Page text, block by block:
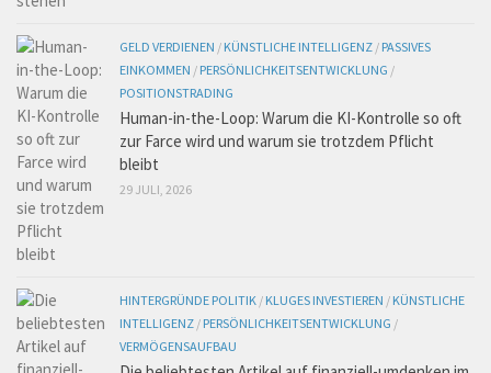
GELD VERDIENEN / KÜNSTLICHE INTELLIGENZ / PASSIVES
EINKOMMEN / PERSÖNLICHKEITSENTWICKLUNG /
POSITIONSTRADING
Human-in-the-Loop: Warum die KI-Kontrolle so oft
zur Farce wird und warum sie trotzdem Pflicht
bleibt
29 JULI, 2026
HINTERGRÜNDE POLITIK / KLUGES INVESTIEREN / KÜNSTLICHE
INTELLIGENZ / PERSÖNLICHKEITSENTWICKLUNG /
VERMÖGENSAUFBAU